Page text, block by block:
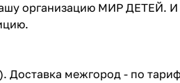
организацию МИР ДЕТЕЙ. И
Доставка межгород - по